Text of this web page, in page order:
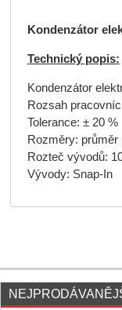
Kondenzátor
Technický popis:
Kondenzátor
Rozsah
Tolerance: ± 20 %
Rozměry:
Rozteč vývodů:
Vývody: Snap-In